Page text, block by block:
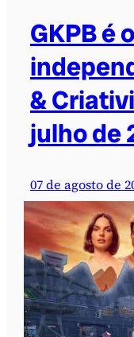
GKPB é
&
julho de
07 de agosto de